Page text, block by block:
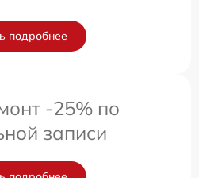
подробнее
-25% по
записи